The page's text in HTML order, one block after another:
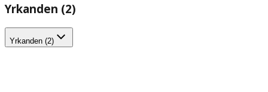
Yrkanden (2)
Yrkanden (2)